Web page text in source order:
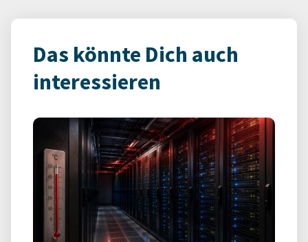
Das könnte Dich auch
interessieren